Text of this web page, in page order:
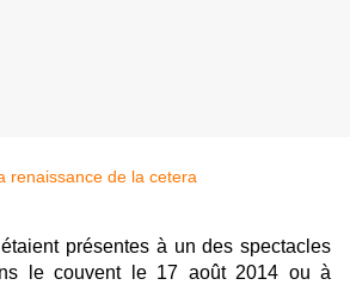
présentes à un des spectacles
le couvent le 17 août 2014 ou à